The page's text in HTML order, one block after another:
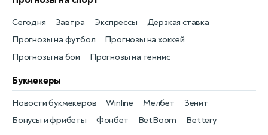
Прогнозы на футбол
Сегодня
Прогнозы на хоккей
Завтра
Прогнозы на бои
Экспрессы
Прогнозы на теннис
Дерзкая ставка
Букмекеры
Бонусы и фрибеты
Новости букмекеров
Фонбет
Winline
BetBoom
Мелбет
Bettery
Зенит